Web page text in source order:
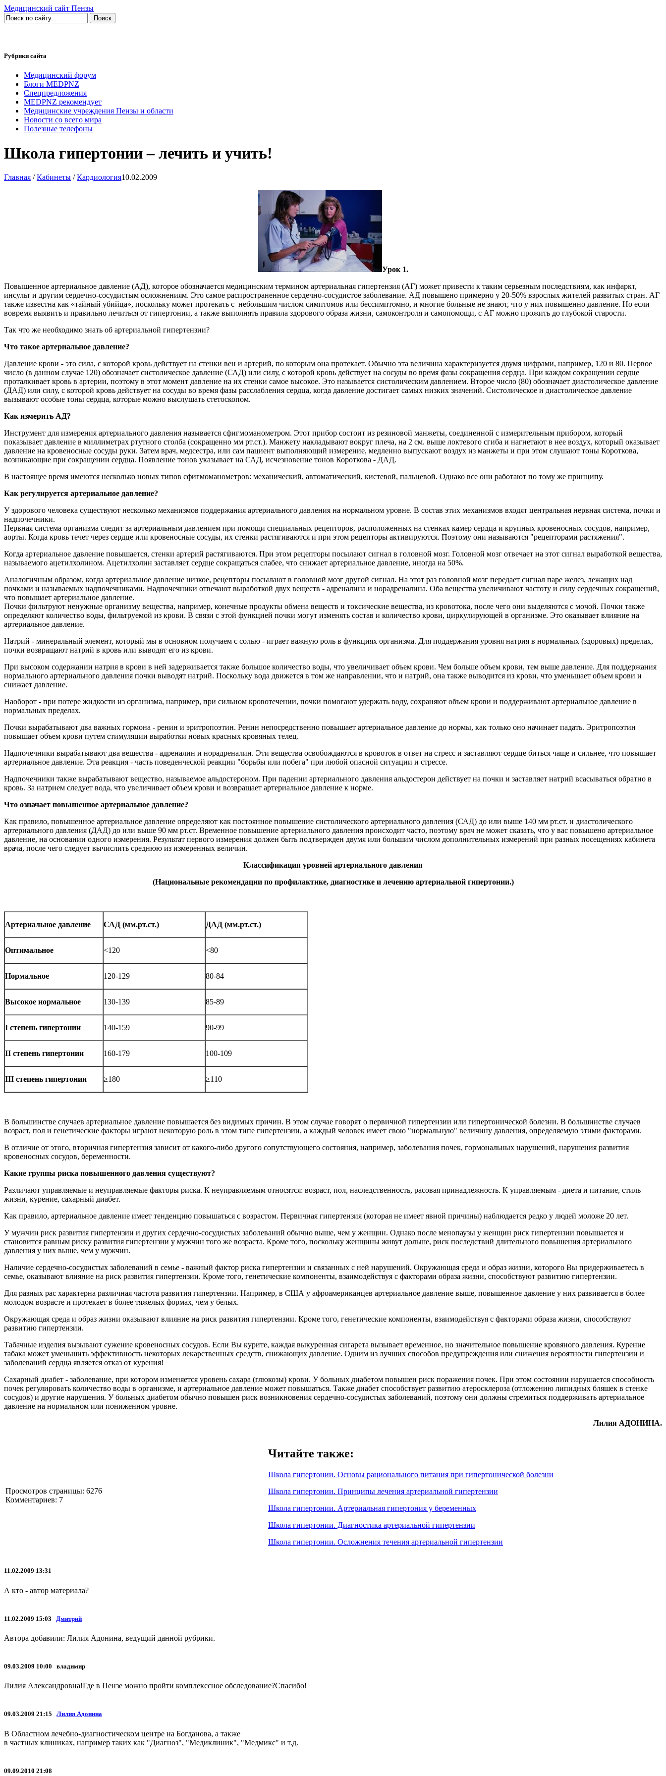
Медицинский сайт Пензы
Рубрики сайта
Медицинский форум
Блоги MEDPNZ
Спецпредложения
MEDPNZ рекомендует
Медицинские учреждения Пензы и области
Новости со всего мира
Полезные телефоны
Школа гипертонии – лечить и учить!
Главная /Кабинеты /Кардиология10.02.2009
Урок 1.
Повышенное артериальное давление (АД), которое обозначается медицинским термином артериальная гипертензия (АГ) может привести к таким серьезным последствиям, как инфаркт,
инсульт и другим сердечно-сосудистым осложнениям. Это самое распространенное сердечно-сосудистое заболевание. АД повышено примерно у 20-50% взрослых жителей развитых стран. АГ
также известна как «тайный убийца», поскольку может протекать с небольшим числом симптомов или бессимптомно, и многие больные не знают, что у них повышенно давление. Но если
вовремя выявить и правильно лечиться от гипертонии, а также выполнять правила здорового образа жизни, самоконтроля и самопомощи, с АГ можно прожить до глубокой старости.
Так что же необходимо знать об артериальной гипертензии?
Что такое артериальное давление?
Давление крови - это сила, с которой кровь действует на стенки вен и артерий, по которым она протекает. Обычно эта величина характеризуется двумя цифрами, например, 120 и 80. Первое
число (в данном случае 120) обозначает систолическое давление (САД) или силу, с которой кровь действует на сосуды во время фазы сокращения сердца. При каждом сокращении сердце
проталкивает кровь в артерии, поэтому в этот момент давление на их стенки самое высокое. Это называется систолическим давлением. Второе число (80) обозначает диастолическое давление
(ДАД) или силу, с которой кровь действует на сосуды во время фазы расслабления сердца, когда давление достигает самых низких значений. Систолическое и диастолическое давление
вызывают особые тоны сердца, которые можно выслушать стетоскопом.
Как измерить АД?
Инструмент для измерения артериального давления называется сфигмоманометром. Этот прибор состоит из резиновой манжеты, соединенной с измерительным прибором, который
показывает давление в миллиметрах ртутного столба (сокращенно мм рт.ст.). Манжету накладывают вокруг плеча, на 2 см. выше локтевого сгиба и нагнетают в нее воздух, который оказывает
давление на кровеносные сосуды руки. Затем врач, медсестра, или сам пациент выполняющий измерение, медленно выпускают воздух из манжеты и при этом слушают тоны Короткова,
возникающие при сокращении сердца. Появление тонов указывает на САД, исчезновение тонов Короткова - ДАД.
В настоящее время имеются несколько новых типов сфигмоманометров: механический, автоматический, кистевой, пальцевой. Однако все они работают по тому же принципу.
Как регулируется артериальное давление?
У здорового человека существуют несколько механизмов поддержания артериального давления на нормальном уровне. В состав этих механизмов входят центральная нервная система, почки и
надпочечники.
Нервная система организма следит за артериальным давлением при помощи специальных рецепторов, расположенных на стенках камер сердца и крупных кровеносных сосудов, например,
аорты. Когда кровь течет через сердце или кровеносные сосуды, их стенки растягиваются и при этом рецепторы активируются. Поэтому они называются "рецепторами растяжения".
Когда артериальное давление повышается, стенки артерий растягиваются. При этом рецепторы посылают сигнал в головной мозг. Головной мозг отвечает на этот сигнал выработкой вещества,
называемого ацетилхолином. Ацетилхолин заставляет сердце сокращаться слабее, что снижает артериальное давление, иногда на 50%.
Аналогичным образом, когда артериальное давление низкое, рецепторы посылают в головной мозг другой сигнал. На этот раз головной мозг передает сигнал паре желез, лежащих над
почками и называемых надпочечниками. Надпочечники отвечают выработкой двух веществ - адреналина и норадреналина. Оба вещества увеличивают частоту и силу сердечных сокращений,
что повышает артериальное давление.
Почки фильтруют ненужные организму вещества, например, конечные продукты обмена веществ и токсические вещества, из кровотока, после чего они выделяются с мочой. Почки также
определяют количество воды, фильтруемой из крови. В связи с этой функцией почки могут изменять состав и количество крови, циркулирующей в организме. Это оказывает влияние на
артериальное давление.
Натрий - минеральный элемент, который мы в основном получаем с солью - играет важную роль в функциях организма. Для поддержания уровня натрия в нормальных (здоровых) пределах,
почки возвращают натрий в кровь или выводят его из крови.
При высоком содержании натрия в крови в ней задерживается также большое количество воды, что увеличивает объем крови. Чем больше объем крови, тем выше давление. Для поддержания
нормального артериального давления почки выводят натрий. Поскольку вода движется в том же направлении, что и натрий, она также выводится из крови, что уменьшает объем крови и
снижает давление.
Наоборот - при потере жидкости из организма, например, при сильном кровотечении, почки помогают удержать воду, сохраняют объем крови и поддерживают артериальное давление в
нормальных пределах.
Почки вырабатывают два важных гормона - ренин и эритропоэтин. Ренин непосредственно повышает артериальное давление до нормы, как только оно начинает падать. Эритропоэтин
повышает объем крови путем стимуляции выработки новых красных кровяных телец.
Надпочечники вырабатывают два вещества - адреналин и норадреналин. Эти вещества освобождаются в кровоток в ответ на стресс и заставляют сердце биться чаще и сильнее, что повышает
артериальное давление. Эта реакция - часть поведенческой реакции "борьбы или побега" при любой опасной ситуации и стрессе.
Надпочечники также вырабатывают вещество, называемое альдостероном. При падении артериального давления альдостерон действует на почки и заставляет натрий всасываться обратно в
кровь. За натрием следует вода, что увеличивает объем крови и возвращает артериальное давление к норме.
Что означает повышенное артериальное давление?
Как правило, повышенное артериальное давление определяют как постоянное повышение систолического артериального давления (САД) до или выше 140 мм рт.ст. и диастолического
артериального давления (ДАД) до или выше 90 мм рт.ст. Временное повышение артериального давления происходит часто, поэтому врач не может сказать, что у вас повышено артериальное
давление, на основании одного измерения. Результат первого измерения должен быть подтвержден двумя или большим числом дополнительных измерений при разных посещениях кабинета
врача, после чего следует вычислить среднюю из измеренных величин.
Классификация уровней артериального давления
(Национальные рекомендации по профилактике, диагностике и лечению артериальной гипертонии.)
Артериальное давление САД (мм.рт.ст.) ДАД (мм.рт.ст.)
Оптимальное <120 <80
Нормальное 120-129 80-84
Высокое нормальное 130-139 85-89
I степень гипертонии 140-159 90-99
II степень гипертонии 160-179 100-109
III степень гипертонии ≥180 ≥110
В большинстве случаев артериальное давление повышается без видимых причин. В этом случае говорят о первичной гипертензии или гипертонической болезни. В большинстве случаев
возраст, пол и генетические факторы играют некоторую роль в этом типе гипертензии, а каждый человек имеет свою "нормальную" величину давления, определяемую этими факторами.
В отличие от этого, вторичная гипертензия зависит от какого-либо другого сопутствующего состояния, например, заболевания почек, гормональных нарушений, нарушения развития
кровеносных сосудов, беременности.
Какие группы риска повышенного давления существуют?
Различают управляемые и неуправляемые факторы риска. К неуправляемым относятся: возраст, пол, наследственность, расовая принадлежность. К управляемым - диета и питание, стиль
жизни, курение, сахарный диабет.
Как правило, артериальное давление имеет тенденцию повышаться с возрастом. Первичная гипертензия (которая не имеет явной причины) наблюдается редко у людей моложе 20 лет.
У мужчин риск развития гипертензии и других сердечно-сосудистых заболеваний обычно выше, чем у женщин. Однако после менопаузы у женщин риск гипертензии повышается и
становится равным риску развития гипертензии у мужчин того же возраста. Кроме того, поскольку женщины живут дольше, риск последствий длительного повышения артериального
давления у них выше, чем у мужчин.
Наличие сердечно-сосудистых заболеваний в семье - важный фактор риска гипертензии и связанных с ней нарушений. Окружающая среда и образ жизни, которого Вы придерживаетесь в
семье, оказывают влияние на риск развития гипертензии. Кроме того, генетические компоненты, взаимодействуя с факторами образа жизни, способствуют развитию гипертензии.
Для разных рас характерна различная частота развития гипертензии. Например, в США у афроамериканцев артериальное давление выше, повышенное давление у них развивается в более
молодом возрасте и протекает в более тяжелых формах, чем у белых.
Окружающая среда и образ жизни оказывают влияние на риск развития гипертензии. Кроме того, генетические компоненты, взаимодействуя с факторами образа жизни, способствуют
развитию гипертензии.
Табачные изделия вызывают сужение кровеносных сосудов. Если Вы курите, каждая выкуренная сигарета вызывает временное, но значительное повышение кровяного давления. Курение
табака может уменьшить эффективность некоторых лекарственных средств, снижающих давление. Одним из лучших способов предупреждения или снижения вероятности гипертензии и
заболеваний сердца является отказ от курения!
Сахарный диабет - заболевание, при котором изменяется уровень сахара (глюкозы) крови. У больных диабетом повышен риск поражения почек. При этом состоянии нарушается способность
почек регулировать количество воды в организме, и артериальное давление может повышаться. Также диабет способствует развитию атеросклероза (отложению липидных бляшек в стенке
сосудов) и другие нарушения. У больных диабетом обычно повышен риск возникновения сердечно-сосудистых заболеваний, поэтому они должны стремиться поддерживать артериальное
давление на нормальном или пониженном уровне.
Лилия АДОНИНА.
Просмотров страницы: 6276
Комментариев: 7
Читайте также:
Школа гипертонии. Основы рационального питания при гипертонической болезни
Школа гипертонии. Принципы лечения артериальной гипертензии
Школа гипертонии. Артериальная гипертония у беременных
Школа гипертонии. Диагностика артериальной гипертензии
Школа гипертонии. Осложнения течения артериальной гипертензии
11.02.2009 13:31
А кто - автор материала?
11.02.2009 15:03 Дмитрий
Автора добавили: Лилия Адонина, ведущий данной рубрики.
09.03.2009 10:00 владимир
Лилия Александровна!Где в Пензе можно пройти комплекссное обследование?Спасибо!
09.03.2009 21:15 Лилия Адонина
В Областном лечебно-диагностическом центре на Богданова, а также
в частных клиниках, например таких как "Диагноз", "Медиклиник", "Медмикс" и т.д.
09.09.2010 21:08